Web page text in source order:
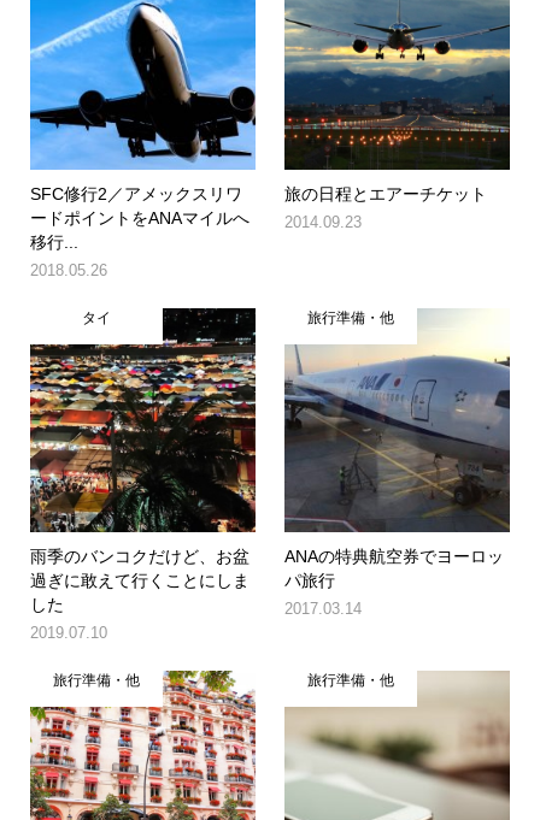
SFC修行2／アメックスリワ
ードポイントをANAマイルへ
移行...
2018.05.26
旅の日程とエアーチケット
2014.09.23
タイ
雨季のバンコクだけど、お盆
過ぎに敢えて行くことにしま
した
2019.07.10
旅行準備・他
ANAの特典航空券でヨーロッ
パ旅行
2017.03.14
旅行準備・他 旅行準備・他